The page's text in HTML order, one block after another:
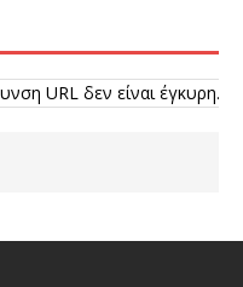
URL δεν είναι έγκυρη.